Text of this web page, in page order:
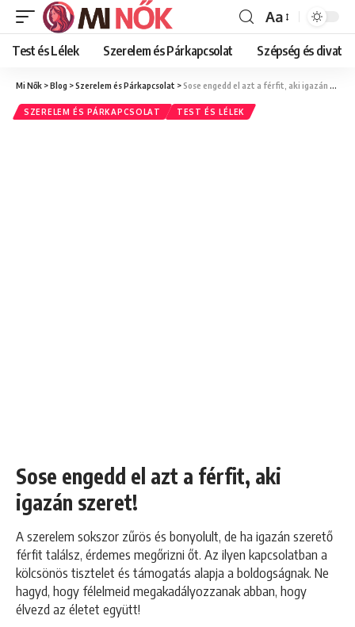
Font
Resizer
Aa
Test és Lélek Szerelem és Párkapcsolat Szépség és divat
Mi Nők >Blog >Szerelem és Párkapcsolat >Sose engedd el azt a férfit, aki igazán szeret!
SZERELEM ÉS PÁRKAPCSOLAT TEST ÉS LÉLEK
Sose engedd el azt a férfit, aki
igazán szeret!
A szerelem sokszor zűrös és bonyolult, de ha igazán szerető
férfit találsz, érdemes megőrizni őt. Az ilyen kapcsolatban a
kölcsönös tisztelet és támogatás alapja a boldogságnak. Ne
hagyd, hogy félelmeid megakadályozzanak abban, hogy
élvezd az életet együtt!